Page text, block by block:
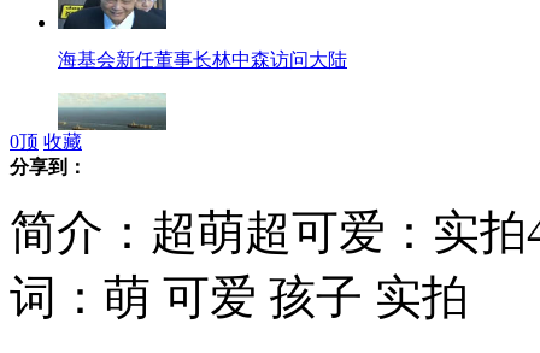
海基会新任董事长林中森访问大陆
兰州军区新型装甲装备举行联合打击演练
0顶 收藏
分享到：
简介：超萌超可爱：实
词：萌 可爱 孩子 实拍